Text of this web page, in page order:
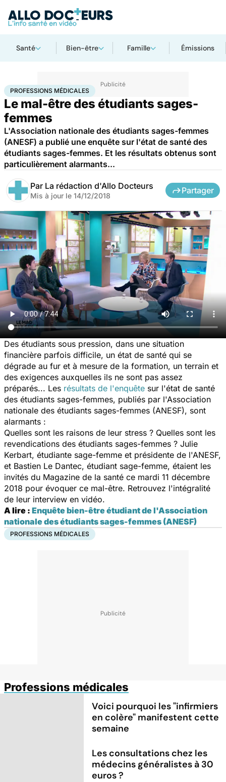
Santé Bien-être Famille Émissions
AccueilSantéProfessions médicales
PROFESSIONS MÉDICALES
Le mal-être des étudiants sages-
femmes
L'Association nationale des étudiants sages-femmes
(ANESF) a publié une enquête sur l'état de santé des
étudiants sages-femmes. Et les résultats obtenus sont
particulièrement alarmants...
Par La rédaction d'Allo Docteurs
Mis à jour le 14/12/2018
Partager
Des étudiants sous pression, dans une situation
financière parfois difficile, un état de santé qui se
dégrade au fur et à mesure de la formation, un terrain et
des exigences auxquelles ils ne sont pas assez
préparés... Les résultats de l'enquête sur l'état de santé
des étudiants sages-femmes, publiés par l'Association
nationale des étudiants sages-femmes (ANESF), sont
alarmants :
Quelles sont les raisons de leur stress ? Quelles sont les
revendications des étudiants sages-femmes ? Julie
Kerbart, étudiante sage-femme et présidente de l'ANESF,
et Bastien Le Dantec, étudiant sage-femme, étaient les
invités du Magazine de la santé ce mardi 11 décembre
2018 pour évoquer ce mal-être. Retrouvez l'intégralité
de leur interview en vidéo.
A lire : Enquête bien-être étudiant de l'Association
nationale des étudiants sages-femmes (ANESF)
PROFESSIONS MÉDICALES
Professions médicales
Voici pourquoi les "infirmiers
en colère" manifestent cette
semaine
Les consultations chez les
médecins généralistes à 30
euros ?